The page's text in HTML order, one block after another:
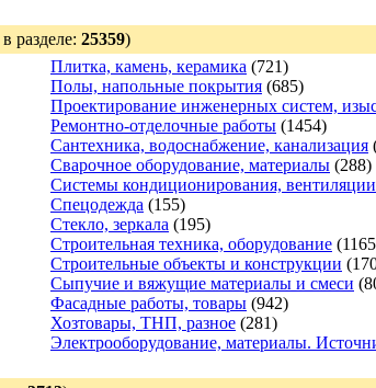
разделе: 25359)
Плитка, камень, керамика (721)
Полы, напольные покрытия (685)
Проектирование инженерных систем,
Ремонтно-отделочные работы (1454)
Сантехника, водоснабжение, канализация
Сварочное оборудование, материалы (288)
Системы кондиционирования, вентиляции
Спецодежда (155)
Стекло, зеркала (195)
Строительная техника, оборудование
Строительные объекты и конструкции
Сыпучие и вяжущие материалы и смеси
Фасадные работы, товары (942)
Хозтовары, ТНП, разное (281)
Электрооборудование, материалы.